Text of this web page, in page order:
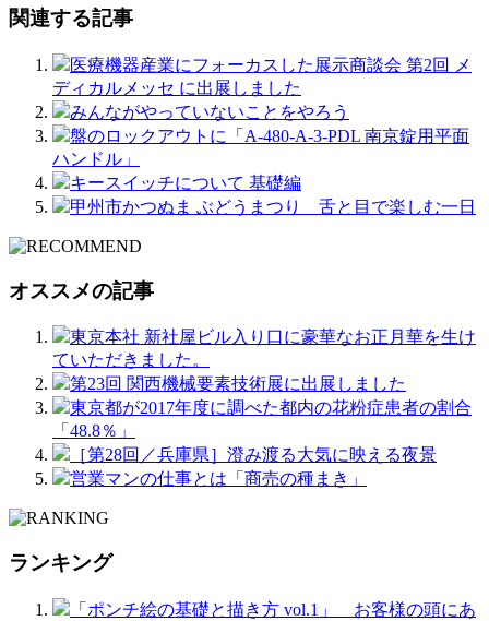
関連する記事
医療機器産業にフォーカスした展示商談会 第2回 メ
ディカルメッセ に出展しました
みんながやっていないことをやろう
盤のロックアウトに「A-480-A-3-PDL 南京錠用平面
ハンドル」
キースイッチについて 基礎編
甲州市かつぬま ぶどうまつり 舌と目で楽しむ一日
オススメの記事
東京本社 新社屋ビル入り口に豪華なお正月華を生け
ていただきました。
第23回 関西機械要素技術展に出展しました
東京都が2017年度に調べた都内の花粉症患者の割合
「48.8％」
［第28回／兵庫県］澄み渡る大気に映える夜景
営業マンの仕事とは「商売の種まき」
ランキング
「ポンチ絵の基礎と描き方 vol.1」 お客様の頭にあ